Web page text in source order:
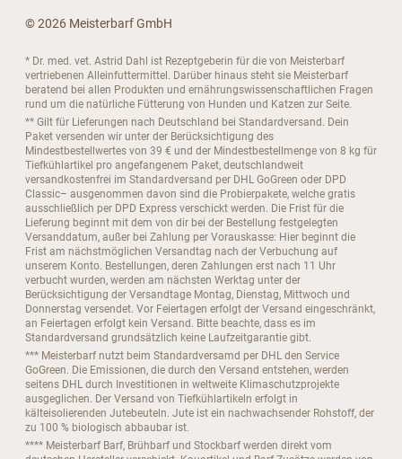
© 2026 Meisterbarf GmbH
* Dr. med. vet. Astrid Dahl ist Rezeptgeberin für die von Meisterbarf
vertriebenen Alleinfuttermittel. Darüber hinaus steht sie Meisterbarf
beratend bei allen Produkten und ernährungswissenschaftlichen Fragen
rund um die natürliche Fütterung von Hunden und Katzen zur Seite.
** Gilt für Lieferungen nach Deutschland bei Standardversand. Dein
Paket versenden wir unter der Berücksichtigung des
Mindestbestellwertes von 39 € und der Mindestbestellmenge von 8 kg für
Tiefkühlartikel pro angefangenem Paket, deutschlandweit
versandkostenfrei im Standardversand per DHL GoGreen oder DPD
Classic– ausgenommen davon sind die Probierpakete, welche gratis
ausschließlich per DPD Express verschickt werden. Die Frist für die
Lieferung beginnt mit dem von dir bei der Bestellung festgelegten
Versanddatum, außer bei Zahlung per Vorauskasse: Hier beginnt die
Frist am nächstmöglichen Versandtag nach der Verbuchung auf
unserem Konto. Bestellungen, deren Zahlungen erst nach 11 Uhr
verbucht wurden, werden am nächsten Werktag unter der
Berücksichtigung der Versandtage Montag, Dienstag, Mittwoch und
Donnerstag versendet. Vor Feiertagen erfolgt der Versand eingeschränkt,
an Feiertagen erfolgt kein Versand. Bitte beachte, dass es im
Standardversand grundsätzlich keine Laufzeitgarantie gibt.
*** Meisterbarf nutzt beim Standardversamd per DHL den Service
GoGreen. Die Emissionen, die durch den Versand entstehen, werden
seitens DHL durch Investitionen in weltweite Klimaschutzprojekte
ausgeglichen. Der Versand von Tiefkühlartikeln erfolgt in
kälteisolierenden Jutebeuteln. Jute ist ein nachwachsender Rohstoff, der
zu 100 % biologisch abbaubar ist.
**** Meisterbarf Barf, Brühbarf und Stockbarf werden direkt vom